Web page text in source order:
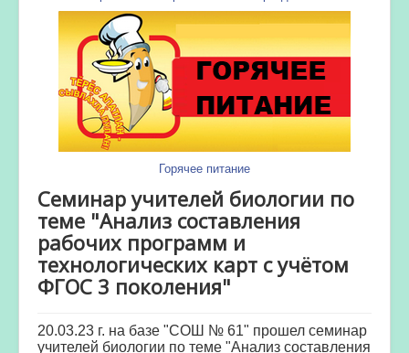
Горячее питание
Семинар учителей биологии по
теме "Анализ составления
рабочих программ и
технологических карт с учётом
ФГОС 3 поколения"
20.03.23 г. на базе "СОШ № 61" прошел семинар
учителей биологии по теме "Анализ составления